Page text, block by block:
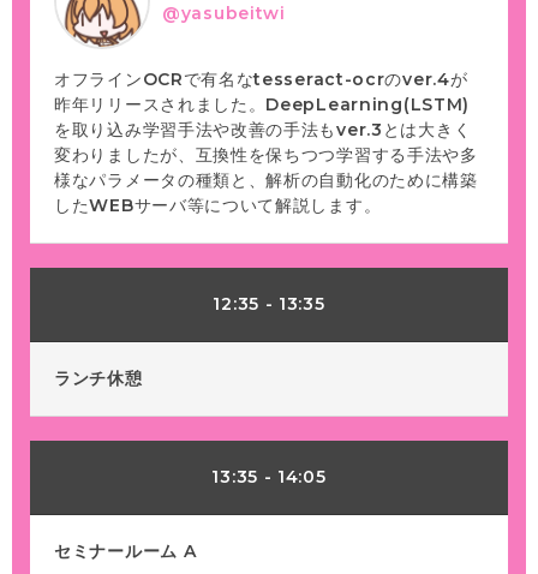
@yasubeitwi
オフラインOCRで有名なtesseract-ocrのver.4が
昨年リリースされました。DeepLearning(LSTM)
を取り込み学習手法や改善の手法もver.3とは大きく
変わりましたが、互換性を保ちつつ学習する手法や多
様なパラメータの種類と、解析の自動化のために構築
したWEBサーバ等について解説します。
12:35 - 13:35
ランチ休憩
13:35 - 14:05
セミナールーム A